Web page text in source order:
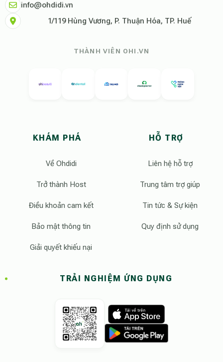
info@ohdidi.vn
1/119 Hùng Vương, P. Thuận Hóa, TP. Huế
THÀNH VIÊN OHI.VN
KHÁM PHÁ
Về Ohdidi
Trở thành Host
Điều khoản cam kết
Bảo mật thông tin
Giải quyết khiếu nại
HỖ TRỢ
Liên hệ hỗ trợ
Trung tâm trợ giúp
Tin tức & Sự kiện
Quy định sử dụng
TRẢI NGHIỆM ỨNG DỤNG